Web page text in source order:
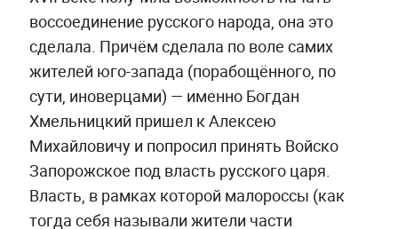
воссоединение русского народа, она это
сделала. Причём сделала по воле самих
жителей юго-запада (порабощённого, по
сути, иноверцами) — именно Богдан
Хмельницкий пришел к Алексею
Михайловичу и попросил принять Войско
Запорожское под власть русского царя.
Власть, в рамках которой малороссы (как
тогда себя называли жители части